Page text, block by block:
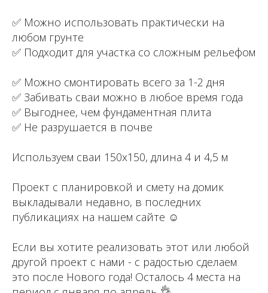
✅ Можно использовать практически на
любом грунте⁣⁣⠀
✅ Подходит для участка со сложным рельефом
✅ Можно смонтировать всего за 1-2 дня ⁣⁣⠀
✅ Забивать сваи можно в любое время года⁣⁣⠀
✅ Выгоднее, чем фундаментная плита ⁣⁣⠀
✅ Не разрушается в почве ⁣⁣⠀
Используем сваи 150х150, длина 4 и 4,5 м
Проект с планировкой и смету на домик
выкладывали недавно, в последних
публикациях на нашем сайте ☺️⁣⁣⠀
Если вы хотите реализовать этот или любой
другой проект с нами - с радостью сделаем
это после Нового года! Осталось 4 места на